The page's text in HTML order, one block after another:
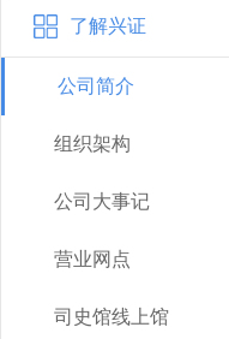
了解兴证
公司简介
组织架构
公司大事记
营业网点
司史馆线上馆